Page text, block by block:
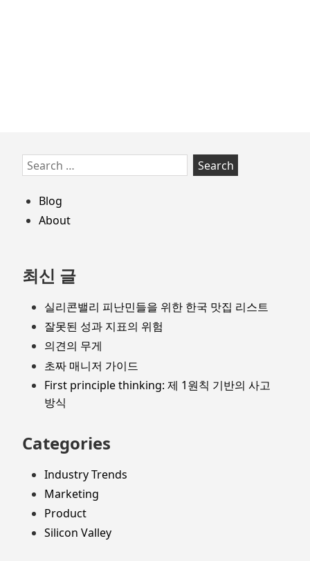
Skip
to
footer
Search
for:
Blog
About
최신 글
실리콘밸리 피난민들을 위한 한국 맛집 리스트
잘못된 성과 지표의 위험
의견의 무게
초짜 매니저 가이드
First principle thinking: 제 1원칙 기반의 사고
방식
Categories
Industry Trends
Marketing
Product
Silicon Valley